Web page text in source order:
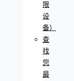
限
设
备）
查
找
您
最